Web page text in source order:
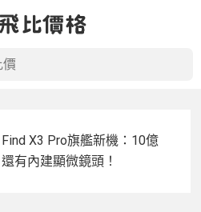
Find X3 Pro旗艦新機：10億
有內建顯微鏡頭！